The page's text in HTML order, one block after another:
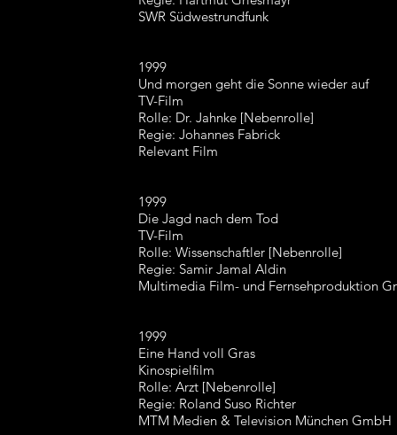
SWR Südwestrundfunk
1999
Und morgen geht die Sonne wieder auf
TV-Film
Rolle: Dr. Jahnke [Nebenrolle]
Regie: Johannes Fabrick
Relevant Film
1999
Die Jagd nach dem Tod
TV-Film
Rolle: Wissenschaftler [Nebenrolle]
Regie: Samir Jamal Aldin
Multimedia Film- und Fernsehproduktion
1999
Eine Hand voll Gras
Kinospielfilm
Rolle: Arzt [Nebenrolle]
Regie: Roland Suso Richter
MTM Medien & Television München GmbH